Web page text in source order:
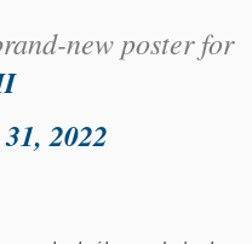
new poster for
2022